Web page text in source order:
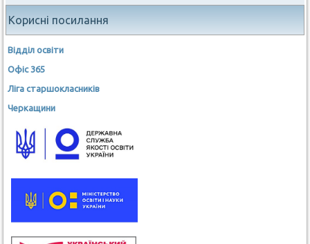
Корисні посилання
Відділ освіти
Офіс 365
Ліга старшокласників
Черкащини